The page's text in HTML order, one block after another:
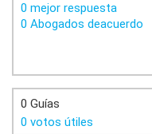
0 mejor respuesta
0 Abogados deacuerdo
0 Guías
0 votos útiles